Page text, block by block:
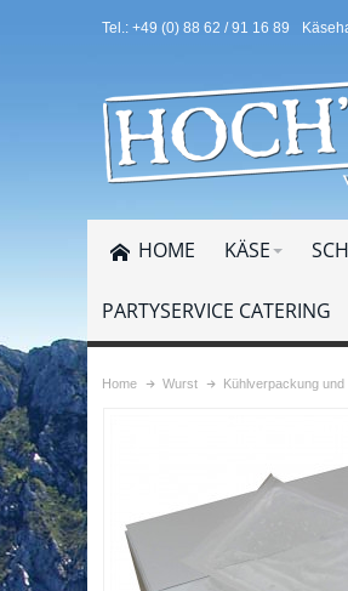
Tel.: +49 (0) 88 62 / 91 16 89
HOME KÄSE
PARTYSERVICE CATERING
Home Wurst Kühlverpackung und